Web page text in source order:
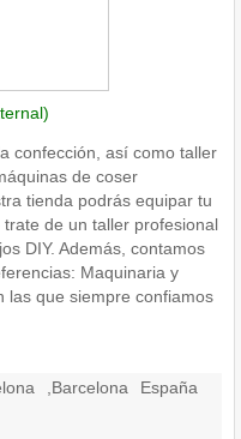
confección, así como taller
de coser
tienda podrás equipar tu
de un taller profesional
DIY. Además, contamos
Maquinaria y
las que siempre confiamos
Barcelona España